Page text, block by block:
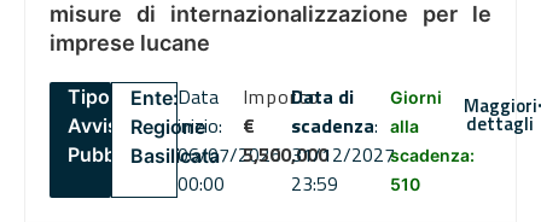
misure di internazionalizzazione per le
imprese lucane
Tipo:
Avviso
Pubblico
Ente:
Regione
Basilicata
Data
inizio:
06/07/2026
00:00
Importo
€
5,500,000
Data di
scadenza:
31/12/2027
23:59
Giorni
alla
scadenza:
510
Maggiori
dettagli